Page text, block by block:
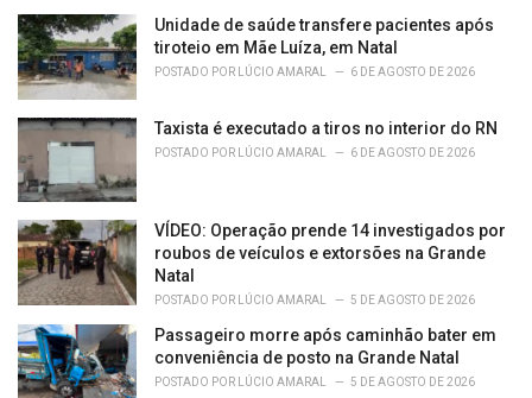
e
s
:
Unidade de saúde transfere pacientes após
tiroteio em Mãe Luíza, em Natal
POSTADO POR LÚCIO AMARAL 6 DE AGOSTO DE 2026
Taxista é executado a tiros no interior do RN
POSTADO POR LÚCIO AMARAL 6 DE AGOSTO DE 2026
VÍDEO: Operação prende 14 investigados por
roubos de veículos e extorsões na Grande
Natal
POSTADO POR LÚCIO AMARAL 5 DE AGOSTO DE 2026
Passageiro morre após caminhão bater em
conveniência de posto na Grande Natal
POSTADO POR LÚCIO AMARAL 5 DE AGOSTO DE 2026